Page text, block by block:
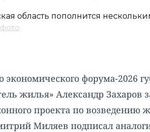
.
экономического форума-2026
жилья» Александр Захаров
проекта по
Миляев подписал